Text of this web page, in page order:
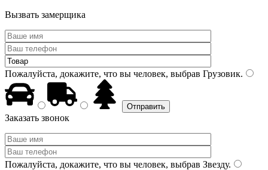
Вызвать замерщика
Пожалуйста, докажите, что вы человек, выбрав Грузовик.
Заказать звонок
Пожалуйста, докажите, что вы человек, выбрав Звезду.